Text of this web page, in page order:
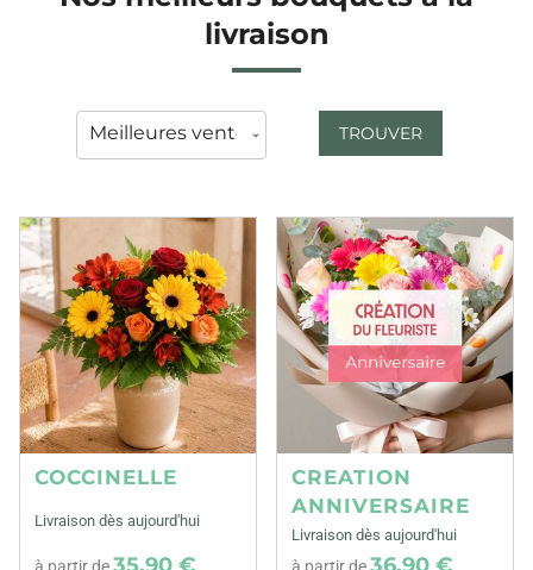
livraison
TROUVER
COCCINELLE
Livraison dès aujourd'hui
à partir de35,90 €
CREATION
ANNIVERSAIRE
Livraison dès aujourd'hui
à partir de36,90 €